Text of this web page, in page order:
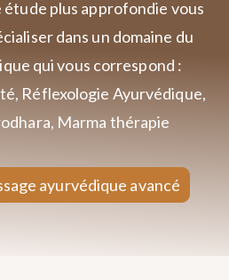
étude plus approfondie vous
dans un domaine du
qui vous correspond :
Réflexologie Ayurvédique,
Marma thérapie
ayurvédique avancé